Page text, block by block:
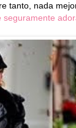
tanto, nada
seguramente